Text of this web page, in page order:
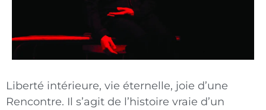
Liberté intérieure, vie éternelle, joie d’une
Rencontre. Il s’agit de l’histoire vraie d’un